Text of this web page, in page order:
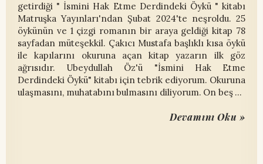
getirdiği " İsmini Hak Etme Derdindeki Öykü " kitabı
Matruşka Yayınları'ndan Şubat 2024'te neşroldu. 25
öykünün ve 1 çizgi romanın bir araya geldiği kitap 78
sayfadan müteşekkil. Çakıcı Mustafa başlıklı kısa öykü
ile kapılarını okuruna açan kitap yazarın ilk göz
ağrısıdır. Ubeydullah Öz'ü "İsmini Hak Etme
Derdindeki Öykü" kitabı için tebrik ediyorum. Okuruna
ulaşmasını, muhatabını bulmasını diliyorum. On beş …
Devamını Oku »